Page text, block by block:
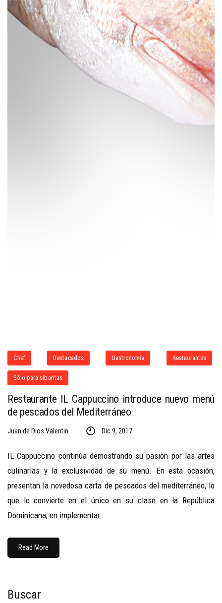
Chef Destacados Gastronomía Restaurantes
Sólo para sibaritas
Restaurante IL Cappuccino introduce nuevo menú
de pescados del Mediterráneo
Juan de Dios Valentin Dic 9, 2017
IL Cappuccino continúa demostrando su pasión por las artes
culinarias y la exclusividad de su menú. En esta ocasión,
presentan la novedosa carta de pescados del mediterráneo, lo
que lo convierte en el único en su clase en la República
Dominicana, en implementar
Read More
Buscar